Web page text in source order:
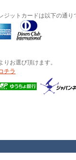
ジットカードは以下の通り
りお選び頂けます。
チラ